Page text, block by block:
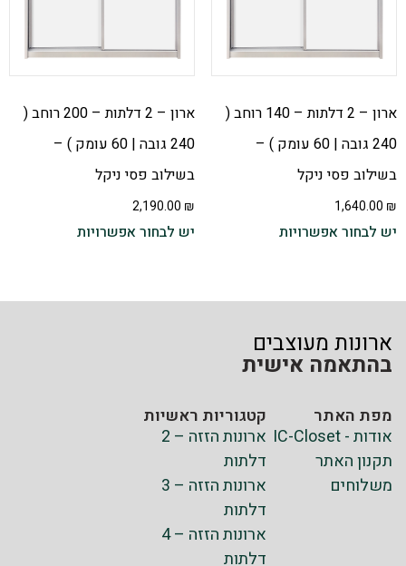
ארון – 2 דלתות – 140 רוחב (
240 גובה | 60 עומק ) –
בשילוב פסי ניקל
1,640.00 ₪
יש לבחור אפשרויות
ארון – 2 דלתות – 200 רוחב (
240 גובה | 60 עומק ) –
בשילוב פסי ניקל
2,190.00 ₪
יש לבחור אפשרויות
ארונות מעוצבים
בהתאמה אישית
מפת האתר
אודות - IC-Closet
תקנון האתר
משלוחים
קטגוריות ראשיות
ארונות הזזה – 2
דלתות
ארונות הזזה – 3
דלתות
ארונות הזזה – 4
דלתות